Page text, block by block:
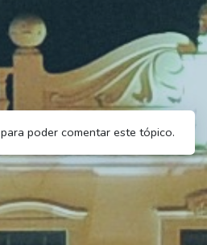
para poder comentar este tópico.